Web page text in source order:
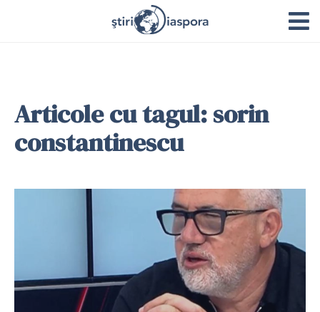
Articole cu tagul: sorin
constantinescu